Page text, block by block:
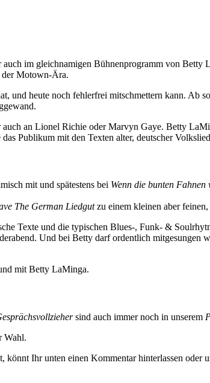
auch im gleichnamigen Bühnenprogramm von
der Motown-Ära.
und heute noch fehlerfrei mitschmettern kann.
an Lionel Richie oder Marvyn Gaye. Betty
Publikum mit den Texten alter, deutscher
mit und spätestens bei Wenn die bunten Fahnen
The German Liedgutzu einem kleinen aber
Texte und die typischen Blues-, Funk- &
Und bei Betty darf ordentlich mitgesungen
mit Betty LaMinga.
sind auch immer noch in unserem
Wahl.
Ihr unten einen Kommentar hinterlassen oder